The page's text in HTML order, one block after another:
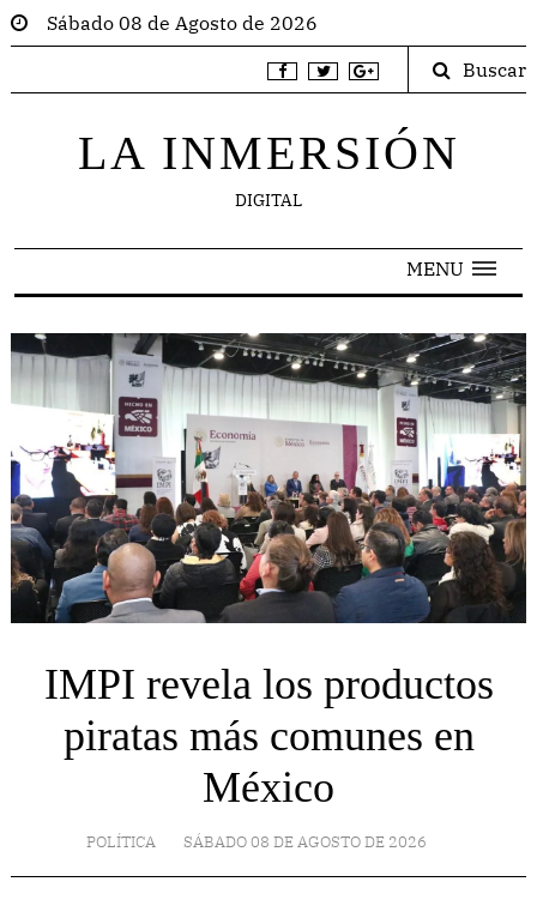
Sábado 08 de Agosto de 2026
Buscar
LA INMERSIÓN
DIGITAL
MENU
IMPI revela los productos
piratas más comunes en
México
POLÍTICA SÁBADO 08 DE AGOSTO DE 2026